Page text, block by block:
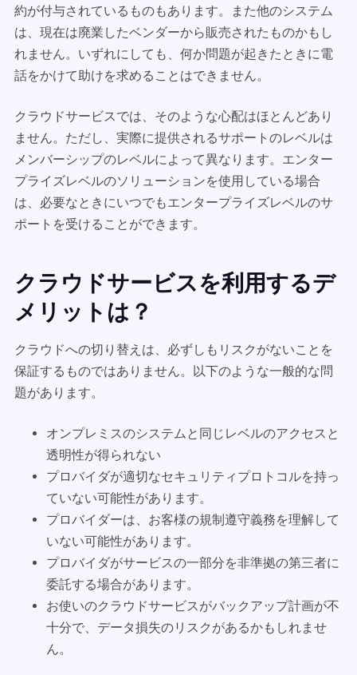
約が付与されているものもあります。また他のシステム
は、現在は廃業したベンダーから販売されたものかもし
れません。いずれにしても、何か問題が起きたときに電
話をかけて助けを求めることはできません。
クラウドサービスでは、そのような心配はほとんどあり
ません。ただし、実際に提供されるサポートのレベルは
メンバーシップのレベルによって異なります。エンター
プライズレベルのソリューションを使用している場合
は、必要なときにいつでもエンタープライズレベルのサ
ポートを受けることができます。
クラウドサービスを利用するデ
メリットは？
クラウドへの切り替えは、必ずしもリスクがないことを
保証するものではありません。以下のような一般的な問
題があります。
オンプレミスのシステムと同じレベルのアクセスと
透明性が得られない
プロバイダが適切なセキュリティプロトコルを持っ
ていない可能性があります。
プロバイダーは、お客様の規制遵守義務を理解して
いない可能性があります。
プロバイダがサービスの一部分を非準拠の第三者に
委託する場合があります。
お使いのクラウドサービスがバックアップ計画が不
十分で、データ損失のリスクがあるかもしれませ
ん。